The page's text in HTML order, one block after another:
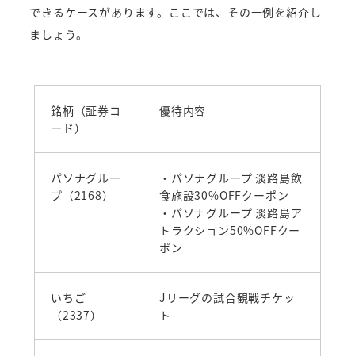
できるケースがあります。ここでは、その一例を紹介し
ましょう。
銘柄（証券コ
ード）
優待内容
パソナグルー
プ（2168）
・パソナグループ 淡路島飲
食施設30%OFFクーポン
・パソナグループ 淡路島ア
トラクション50%OFFクー
ポン
いちご
（2337）
Jリーグの試合観戦チケッ
ト